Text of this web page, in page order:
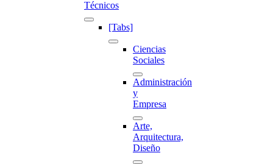
Técnicos
[Tabs]
Ciencias
Sociales
Administración
y
Empresa
Arte,
Arquitectura,
Diseño